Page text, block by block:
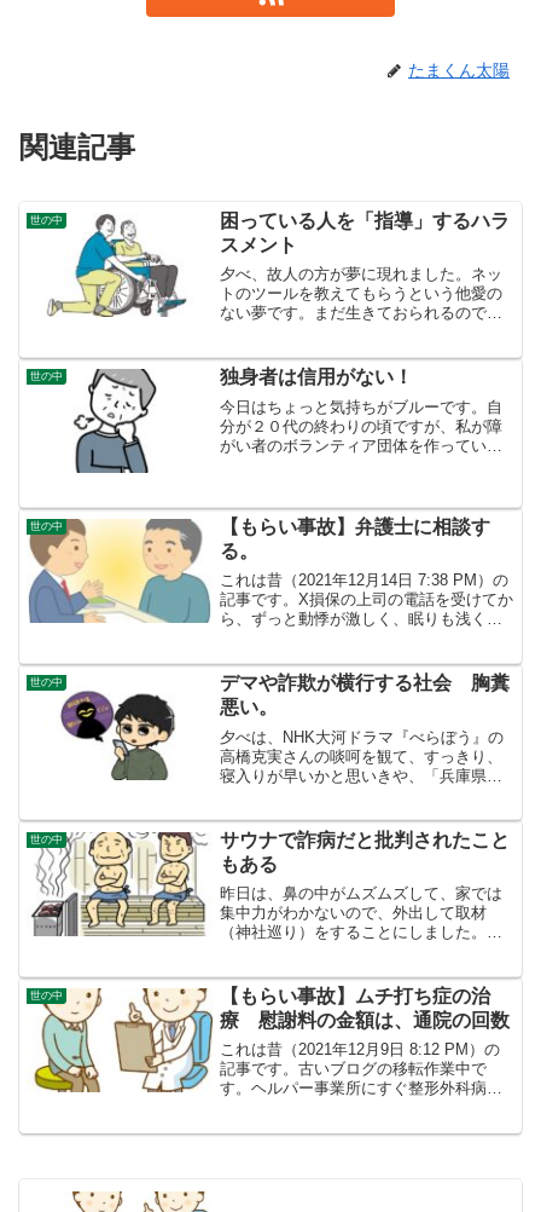
たまくん太陽
関連記事
世の中
困っている人を「指導」するハラ
スメント
夕べ、故人の方が夢に現れました。ネッ
トのツールを教えてもらうという他愛の
ない夢です。まだ生きておられるのでは
たきっかけは、障がいがあるから気の毒
だとか思ったからではあり...
世の中 独身者は信用がない！
今日はちょっと気持ちがブルーです。自
分が２０代の終わりの頃ですが、私が障
がい者のボランティア団体を作ってい
現代の熱烈な自民党支持者は...
世の中
【もらい事故】弁護士に相談す
る。
これは昔（2021年12月14日 7:38 PM）の
記事です。X損保の上司の電話を受けてか
ら、ずっと動悸が激しく、眠りも浅く体
れども、弁護士に相談してなんとか打開
策を見...
世の中
デマや詐欺が横行する社会 胸糞
悪い。
夕べは、NHK大河ドラマ『べらぼう』の
高橋克実さんの啖呵を観て、すっきり、
寝入りが早いかと思いきや、「兵庫県の
スを見ていたら胸糞悪くなって、あたま
がぐるぐる巡りだし、２...
世の中
サウナで詐病だと批判されたこと
もある
昨日は、鼻の中がムズムズして、家では
集中力がわかないので、外出して取材
（神社巡り）をすることにしました。早
た。鼻づまりはあるもののおかげで、大
分良くなりました！テレビの...
世の中
【もらい事故】ムチ打ち症の治
療 慰謝料の金額は、通院の回数
これは昔（2021年12月9日 8:12 PM）の
記事です。古いブログの移転作業中で
す。ヘルパー事業所にすぐ整形外科病院